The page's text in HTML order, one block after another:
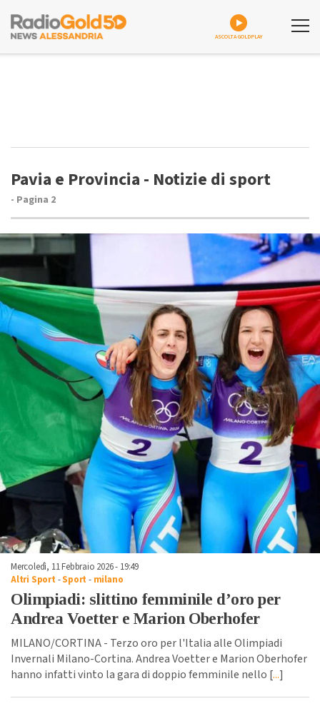
ASCOLTA GOLDPLAY
Pavia e Provincia - Notizie di sport
- Pagina 2
Mercoledì, 11 Febbraio 2026 - 19:49
Altri Sport -Sport - milano
Olimpiadi: slittino femminile d’oro per
Andrea Voetter e Marion Oberhofer
MILANO/CORTINA - Terzo oro per l'Italia alle Olimpiadi
Invernali Milano-Cortina. Andrea Voetter e Marion Oberhofer
hanno infatti vinto la gara di doppio femminile nello [...]